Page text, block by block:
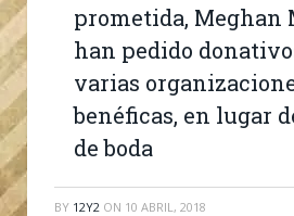
prometida, Meghan
han pedido
varias
benéficas, en lugar
de boda
BY 12Y2 ON 10 ABRIL, 2018